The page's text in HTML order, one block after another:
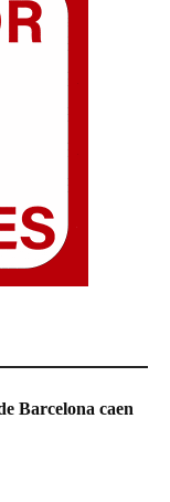
Barcelona caen